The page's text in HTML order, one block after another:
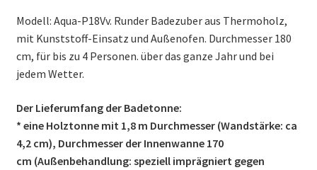
Modell: Aqua-P18Vv. Runder Badezuber aus Thermoholz,
mit Kunststoff-Einsatz und Außenofen. Durchmesser 180
cm, für bis zu 4 Personen. über das ganze Jahr und bei
jedem Wetter.
Der Lieferumfang der Badetonne:
* eine Holztonne mit 1,8 m Durchmesser (Wandstärke: ca
4,2 cm), Durchmesser der Innenwanne 170
cm (Außenbehandlung: speziell imprägniert gegen